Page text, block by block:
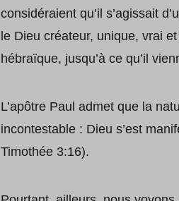
considéraient qu’il s’agissait
le Dieu créateur, unique, vrai
hébraïque, jusqu’à ce qu’il
L’apôtre Paul admet que la
incontestable : Dieu s’est
Timothée 3:16).